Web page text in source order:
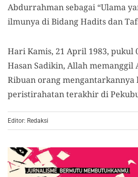
Abdurrahman sebagai “Ulama
ilmunya di Bidang Hadits dan
Hari Kamis, 21 April 1983, pukul
Hasan Sadikin, Allah memanggil
Ribuan orang mengantarkannya
peristirahatan terakhir di
Editor: Redaksi